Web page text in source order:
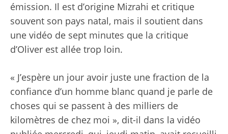
émission. Il est d’origine Mizrahi et critique
souvent son pays natal, mais il soutient dans
une vidéo de sept minutes que la critique
d’Oliver est allée trop loin.
« J’espère un jour avoir juste une fraction de la
confiance d’un homme blanc quand je parle de
choses qui se passent à des milliers de
kilomètres de chez moi », dit-il dans la vidéo